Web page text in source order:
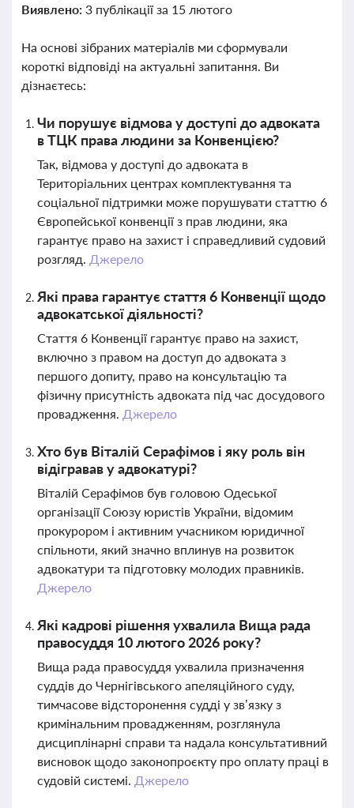
Виявлено: 3 публікації за 15 лютого
На основі зібраних матеріалів ми сформували
короткі відповіді на актуальні запитання. Ви
дізнаєтесь:
Чи порушує відмова у доступі до адвоката
в ТЦК права людини за Конвенцією?
Так, відмова у доступі до адвоката в
Територіальних центрах комплектування та
соціальної підтримки може порушувати статтю 6
Європейської конвенції з прав людини, яка
гарантує право на захист і справедливий судовий
розгляд. Джерело
Які права гарантує стаття 6 Конвенції щодо
адвокатської діяльності?
Стаття 6 Конвенції гарантує право на захист,
включно з правом на доступ до адвоката з
першого допиту, право на консультацію та
фізичну присутність адвоката під час досудового
провадження. Джерело
Хто був Віталій Серафімов і яку роль він
відігравав у адвокатурі?
Віталій Серафімов був головою Одеської
організації Союзу юристів України, відомим
прокурором і активним учасником юридичної
спільноти, який значно вплинув на розвиток
адвокатури та підготовку молодих правників.
Джерело
Які кадрові рішення ухвалила Вища рада
правосуддя 10 лютого 2026 року?
Вища рада правосуддя ухвалила призначення
суддів до Чернігівського апеляційного суду,
тимчасове відсторонення судді у зв’язку з
кримінальним провадженням, розглянула
дисциплінарні справи та надала консультативний
висновок щодо законопроєкту про оплату праці в
судовій системі. Джерело